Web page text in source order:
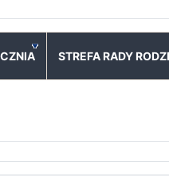
STREFA RADY